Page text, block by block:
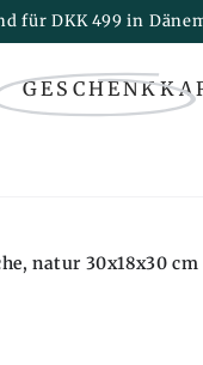
für DKK 499 in
natur 30x18x30 cm